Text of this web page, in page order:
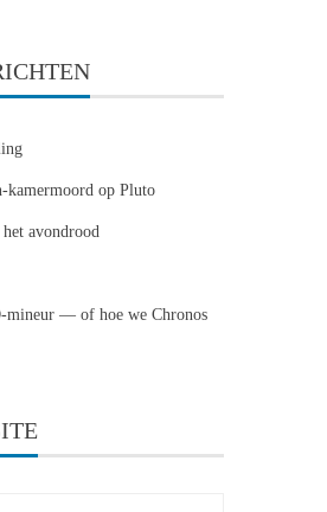
kamermoord op Pluto
avondrood
mineur — of hoe we Chronos